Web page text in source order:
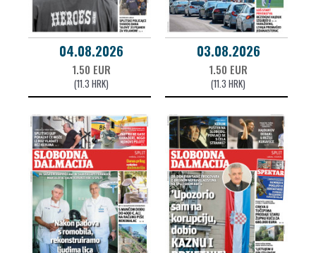
04.08.2026
1.50 EUR
(11.3 HRK)
03.08.2026
1.50 EUR
(11.3 HRK)